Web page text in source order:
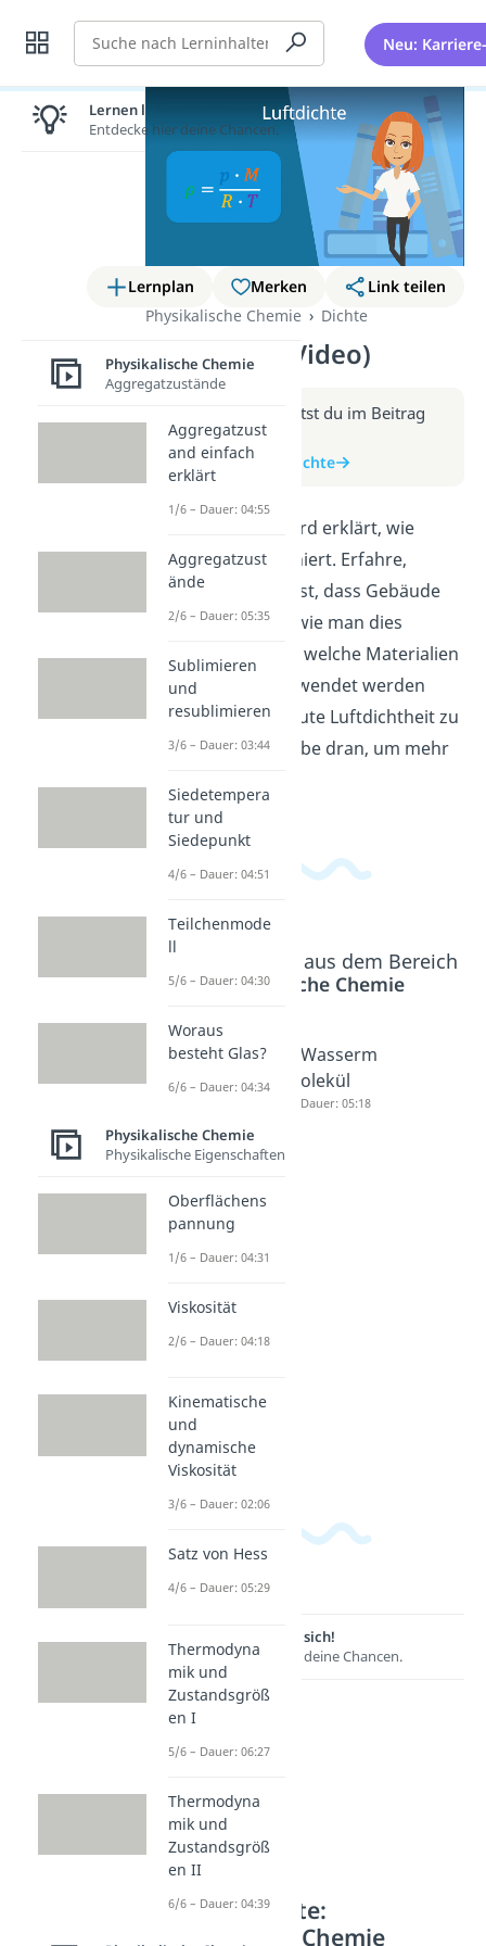
Suche Neu:
Lernplan Merken
Link teilen
Physikalische Chemie
Dichte
Luftdichte (Video)
Weitere Infos erhältst du im Beitrag
zum Video
zum Beitrag: Luftdichte
In diesem Video wird erklärt, wie
Luftdichte funktioniert. Erfahre,
warum es wichtig ist, dass Gebäude
luftdicht sind und wie man dies
erreicht. Du lernst, welche Materialien
und Techniken verwendet werden
können, um eine gute Luftdichtheit zu
gewährleisten. Bleibe dran, um mehr
Beliebte Inhalte aus dem Bereich
Physikalische Chemie
Vakuum Dichte
einfach
Dauer: 02:58
Wasserm
olekül
Dauer: 05:18
Lernen lohnt sich!
Entdecke hier deine Chancen.
Weitere Inhalte:
Physikalische Chemie
Lernen lohnt sich!
Entdecke hier deine Chancen.
Physikalische Chemie
Aggregatzustände
Aggregatzust
and einfach
erklärt
1/6 – Dauer: 04:55
Aggregatzust
ände
2/6 – Dauer: 05:35
Sublimieren
und
resublimieren
3/6 – Dauer: 03:44
Siedetempera
tur und
Siedepunkt
4/6 – Dauer: 04:51
Teilchenmode
ll
5/6 – Dauer: 04:30
Woraus
besteht Glas?
6/6 – Dauer: 04:34
Physikalische Chemie
Physikalische Eigenschaften
Oberflächens
pannung
1/6 – Dauer: 04:31
Viskosität
2/6 – Dauer: 04:18
Kinematische
und
dynamische
Viskosität
3/6 – Dauer: 02:06
Satz von Hess
4/6 – Dauer: 05:29
Thermodyna
mik und
Zustandsgröß
en I
5/6 – Dauer: 06:27
Thermodyna
mik und
Zustandsgröß
en II
6/6 – Dauer: 04:39